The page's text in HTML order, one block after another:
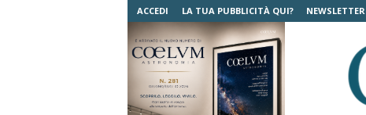
ACCEDI LA TUA PUBBLICITÀ QUI? NEWSLETTER